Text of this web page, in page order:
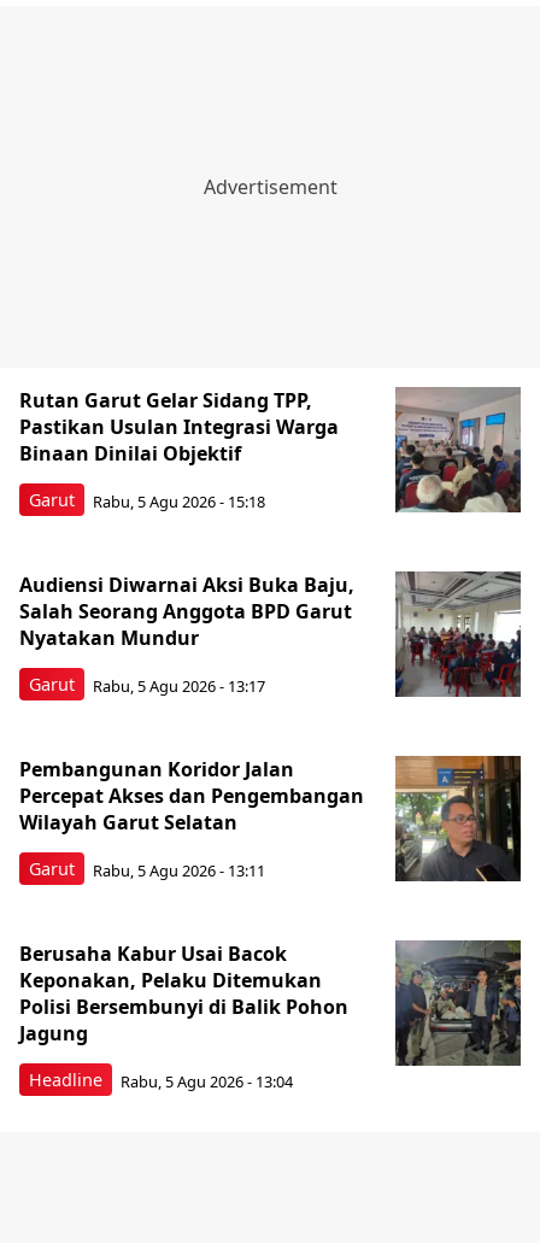
Garut
Rutan Garut Gelar Sidang TPP,
Pastikan Usulan Integrasi Warga
Binaan Dinilai Objektif
Rabu, 5 Agu 2026 - 15:18
Garut
Audiensi Diwarnai Aksi Buka Baju,
Salah Seorang Anggota BPD Garut
Nyatakan Mundur
Rabu, 5 Agu 2026 - 13:17
Garut
Pembangunan Koridor Jalan
Percepat Akses dan Pengembangan
Wilayah Garut Selatan
Rabu, 5 Agu 2026 - 13:11
Headline
Berusaha Kabur Usai Bacok
Keponakan, Pelaku Ditemukan
Polisi Bersembunyi di Balik Pohon
Jagung
Rabu, 5 Agu 2026 - 13:04